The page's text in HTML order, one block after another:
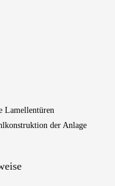
Lamellentüren
der Anlage